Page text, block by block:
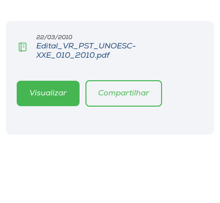
Editora
Museu
22/03/2010
Edital_VR_PST_UNOESC-
XXE_010_2010.pdf
Visualizar Compartilhar